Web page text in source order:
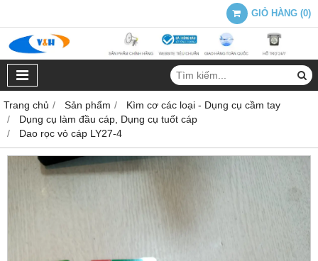
GIỎ HÀNG (0)
Trang chủ Sản phẩm
Kìm cơ các loại - Dụng cụ cầm tay
Dụng cụ làm đầu cáp, Dụng cụ tuốt cáp
Dao rọc vỏ cáp LY27-4